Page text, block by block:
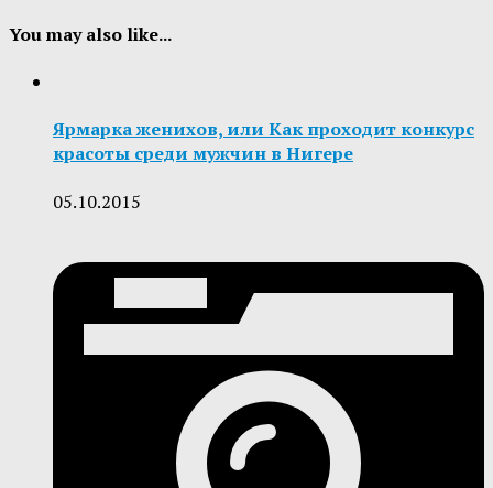
You may also like...
Ярмарка женихов, или Как проходит конкурс
красоты среди мужчин в Нигере
05.10.2015